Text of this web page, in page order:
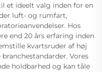
et ideelt valg inden for en
luft- og rumfart,
Hos
end 20 års erfaring inden
kvartsruder af høj
Vores
holdbarhed og kan tåle